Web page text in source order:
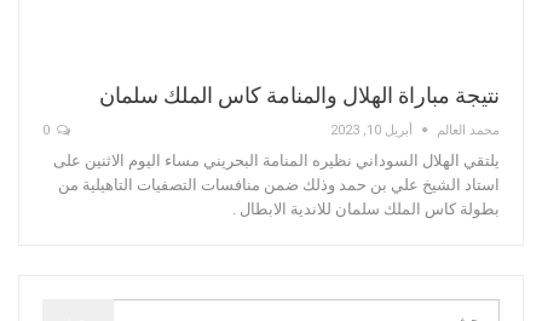
نتيجة مباراة الهلال والمنامة كاس الملك سلمان
محمد العالم أبريل 10, 2023
يلتقي الهلال السوداني نظيره المنامة البحريني مساء اليوم الاثنين على
استاد الشيخ علي بن حمد وذلك ضمن منافسات التصفيات التاهيلية من
بطولة كاس الملك سلمان للاندية الابطال .